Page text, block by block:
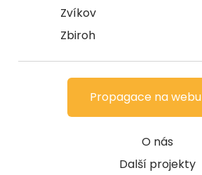
Zvíkov
Zbiroh
O nás
Další projekty
Propagace na webu